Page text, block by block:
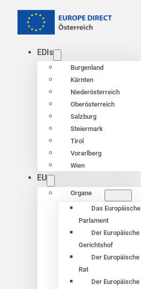
EDIs
Burgenland
Kärnten
Niederösterreich
Oberösterreich
Salzburg
Steiermark
Tirol
Vorarlberg
Wien
EU
Organe
Das Europäische
Parlament
Der Europäische
Gerichtshof
Der Europäische
Rat
Der Europäische